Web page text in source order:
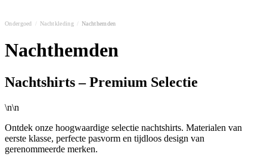
Ondergoed Nachtkleding Nachthemden
Nachthemden
Nachtshirts – Premium Selectie
\n\n
Ontdek onze hoogwaardige selectie nachtshirts. Materialen van
eerste klasse, perfecte pasvorm en tijdloos design van
gerenommeerde merken.